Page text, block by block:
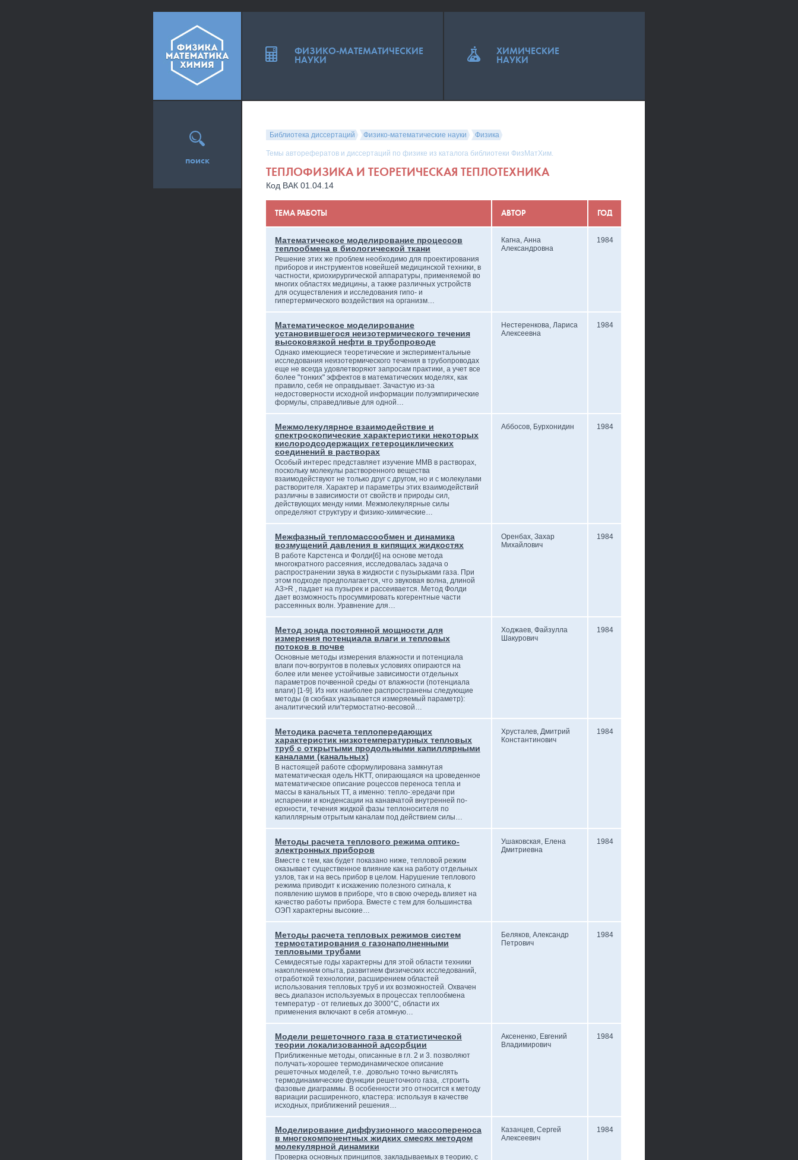
Библиотека диссертаций Физико-математические науки Физика
Темы авторефератов и диссертаций по физике из каталога библиотеки ФизМатХим.
ТЕПЛОФИЗИКА И ТЕОРЕТИЧЕСКАЯ ТЕПЛОТЕХНИКА
Код ВАК 01.04.14
ТЕМА РАБОТЫ АВТОР ГОД
Математическое моделирование процессов
теплообмена в биологической ткани
Решение этих же проблем необходимо для проектирования
приборов и инструментов новейшей медицинской техники, в
частности, криохирургической аппаратуры, применяемой во
многих областях медицины, а также различных устройств
для осуществления и исследования гипо- и
гипертермического воздействия на организм…
Кагна, Анна
Александровна
1984
Математическое моделирование
установившегося неизотермического течения
высоковязкой нефти в трубопроводе
Однако имеющиеся теоретические и экспериментальные
исследования неизотермического течения в трубопроводах
еще не всегда удовлетворяют запросам практики, а учет все
более "тонких" эффектов в математических моделях, как
правило, себя не оправдывает. Зачастую из-за
недостоверности исходной информации полуэмпирические
формулы, справедливые для одной…
Нестеренкова, Лариса
Алексеевна
1984
Межмолекулярное взаимодействие и
спектроскопические характеристики некоторых
кислородсодержащих гетероциклических
соединений в растворах
Особый интерес представляет изучение ММВ в растворах,
поскольку молекулы растворенного вещества
взаимодействуют не только друг с другом, но и с молекулами
растворителя. Характер и параметры этих взаимодействий
различны в зависимости от свойств и природы сил,
действующих менду ними. Межмолекулярные силы
определяют структуру и физико-химические…
Аббосов, Бурхонидин 1984
Межфазный тепломассообмен и динамика
возмущений давления в кипящих жидкостях
В работе Карстенса и Фолди[б] на основе метода
многократного рассеяния, исследовалась задача о
распространении звука в жидкости с пузырьками газа. При
этом подходе предполагается, что звуковая волна, длиной
A3>R , падает на пузырек и рассеивается. Метод Фолди
дает возможность просуммировать когерентные части
рассеянных волн. Уравнение для…
Оренбах, Захар
Михайлович
1984
Метод зонда постоянной мощности для
измерения потенциала влаги и тепловых
потоков в почве
Основные методы измерения влажности и потенциала
влаги поч-вогрунтов в полевых условиях опираются на
более или менее устойчивые зависимости отдельных
параметров почвенной среды от влажности (потенциала
влаги) [1-9]. Из них наиболее распространены следующие
методы (в скобках указывается измеряемый параметр):
аналитический или'термостатно-весовой…
Ходжаев, Файзулла
Шакурович
1984
Методика расчета теплопередающих
характеристик низкотемпературных тепловых
труб с открытыми продольными капиллярными
каналами (канальных)
В настоящей работе сформулирована замкнутая
математическая одель НКТТ, опирающаяся на цроведенное
математическое описание роцессов переноса тепла и
массы в канальных ТТ, а именно: тепло-:ередачи при
испарении и конденсации на канавчатой внутренней по-
ерхности, течения жидкой фазы теплоносителя по
капиллярным отрытым каналам под действием силы…
Хрусталев, Дмитрий
Константинович
1984
Методы расчета теплового режима оптико-
электронных приборов
Вместе с тем, как будет показано ниже, тепловой режим
оказывает существенное влияние как на работу отдельных
узлов, так и на весь прибор в целом. Нарушение теплового
режима приводит к искажению полезного сигнала, к
появлению шумов в приборе, что в свою очередь влияет на
качество работы прибора. Вместе с тем для большинства
ОЭП характерны высокие…
Ушаковская, Елена
Дмитриевна
1984
Методы расчета тепловых режимов систем
термостатирования с газонаполненными
тепловыми трубами
Семидесятые годы характерны для этой области техники
накоплением опыта, развитием физических исследований,
отработкой технологии, расширением областей
использования тепловых труб и их возможностей. Охвачен
весь диапазон используемых в процессах теплообмена
температур - от гелиевых до 3000°С, области их
применения включают в себя атомную…
Беляков, Александр
Петрович
1984
Модели решеточного газа в статистической
теории локализованной адсорбции
Приближенные методы, описанные в гл. 2 и 3. позволяют
получать-хорошее термодинамическое описание
решеточных моделей, т.е. .довольно точно вычислять
термодинамические функции решеточного газа, .строить
фазовые диаграммы. В особенности это относится к методу
вариации расширенного, кластера: используя в качестве
исходных, приближений решения…
Аксененко, Евгений
Владимирович
1984
Моделирование диффузионного массопереноса
в многокомпонентных жидких смесях методом
молекулярной динамики
Проверка основных принципов, закладываемых в теорию, с
Казанцев, Сергей
Алексеевич
1984
поиск
ФИЗИКО-МАТЕМАТИЧЕСКИЕ
НАУКИ
ХИМИЧЕСКИЕ
НАУКИ